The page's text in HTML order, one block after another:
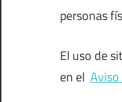
personas
El uso de
en el Aviso